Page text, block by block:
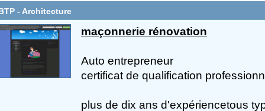
- Architecture
maçonnerie rénovation
Auto entrepreneur
certificat de qualification
plus de dix ans d'expériencetous